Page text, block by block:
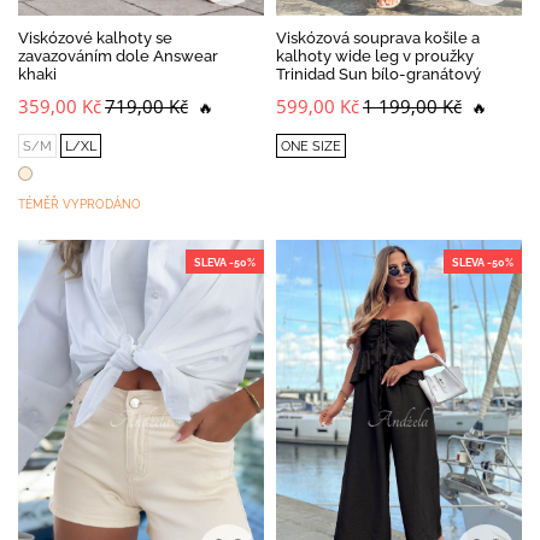
Viskózové kalhoty se
zavazováním dole Answear
khaki
359,00 Kč719,00 Kč 🔥
S/M L/XL
TÉMĚŘ VYPRODÁNO
Viskózová souprava košile a
kalhoty wide leg v proužky
Trinidad Sun bílo-granátový
599,00 Kč1 199,00 Kč 🔥
ONE SIZE
SLEVA -50% SLEVA -50%